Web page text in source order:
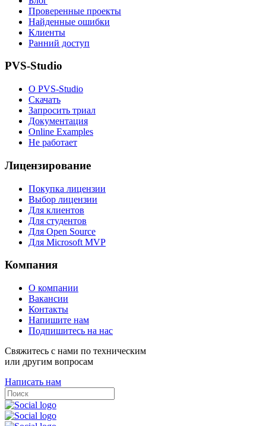
Проверенные проекты
Найденные ошибки
Клиенты
Ранний доступ
PVS-Studio
О PVS-Studio
Скачать
Запросить триал
Документация
Online Examples
Не работает
Лицензирование
Покупка лицензии
Выбор лицензии
Для клиентов
Для студентов
Для Open Source
Для Microsoft MVP
Компания
О компании
Вакансии
Контакты
Напишите нам
Подпишитесь на нас
Свяжитесь с нами по техническим
или другим вопросам
Написать нам